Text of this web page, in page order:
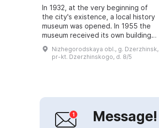
In 1932, at the very beginning of
the city's existence, a local history
museum was opened. In 1955 the
museum received its own building,
and the city's residents helped
expand its collection by bringi...
Nizhegorodskaya obl., g. Dzerzhinsk,
pr-kt. Dzerzhinskogo, d. 8/5
Message!